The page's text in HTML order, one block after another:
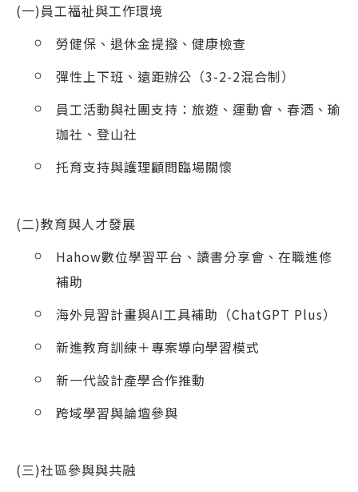
(一)員工福祉與工作環境
勞健保、退休金提撥、健康檢查
彈性上下班、遠距辦公（3-2-2混合制）
員工活動與社團支持：旅遊、運動會、春酒、瑜
珈社、登山社
托育支持與護理顧問臨場關懷
(二)教育與人才發展
Hahow數位學習平台、讀書分享會、在職進修
補助
海外見習計畫與AI工具補助（ChatGPT Plus）
新進教育訓練＋專案導向學習模式
新一代設計產學合作推動
跨域學習與論壇參與
(三)社區參與與共融